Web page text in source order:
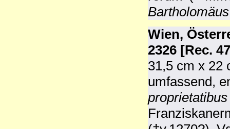
Wien,
2326 [Rec.
31,5 cm x 22
umfassend,